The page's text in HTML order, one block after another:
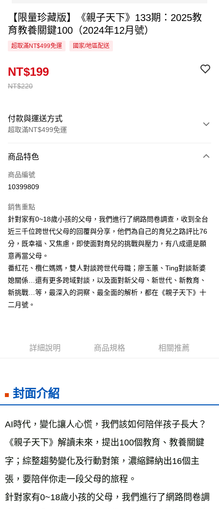
【限量珍藏版】《親子天下》133期：2025教
育教養關鍵100（2024年12月號）
超取滿NT$499免運 國家/地區配送
NT$220
NT$199
付款與運送方式
超取滿NT$499免運
信用卡一次付款
超商取貨付款
Apple Pay
街口支付
悠遊付
ATM付款
運送方式
付款後全家取貨
每筆NT$60，滿NT$799(含以上)免運費
付款後7-11取貨
每筆NT$60，滿NT$799(含以上)免運費
宅配
離島宅配
每筆NT$200，滿NT$99,999(含以上)免運費
海外叢書運費 查看運費
商品特色
商品編號
10399809
銷售重點
針對家有0~18歲小孩的父母，我們進行了網路問卷調查，收到全台
近三千位跨世代父母的回覆與分享，他們為自己的育兒之路評比76
分，既幸福、又焦慮，即使面對育兒的挑戰與壓力，有八成還是願
意再當父母。
番紅花、欖仁媽媽，雙人對談跨世代母職；廖玉蕙、Ting對談新婆
媳關係…還有更多跨域對談，以及面對新父母、新世代、新教育、
新挑戰…等，最深入的洞察、最全面的解析，都在《親子天下》十
二月號。
詳細說明 商品規格 相關推薦
封面介紹
AI時代，變化讓人心慌，我們該如何陪伴孩子長大？
《親子天下》解讀未來，提出100個教育、教養關鍵
字；綜整趨勢變化及行動對策，濃縮歸納出16個主
張，要陪伴你走一段父母的旅程。
針對家有0~18歲小孩的父母，我們進行了網路問卷調